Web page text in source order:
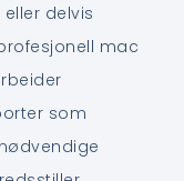
delvis
mac
som